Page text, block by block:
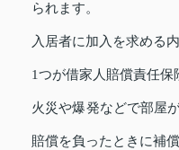
られます。
入居者に加入を求める
1つが借家人賠償責任保
火災や爆発などで部屋
賠償を負ったときに補償